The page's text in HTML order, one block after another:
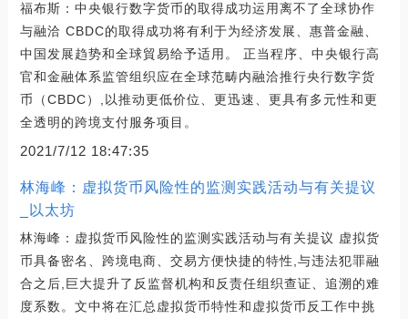
福布斯：中央银行数字货币的取得成功运用离不了全球协作
与融洽 CBDC的取得成功将有利于为经济发展、惠普金融、
中国发展趋势和全球貿易给予适用。 正当程序、中央银行高
官和金融体系监管组织应在全球范畴内融洽推行央行数字货
币（CBDC）,以推动更低价位、更迅速、更具有多元性和更
全透明的跨境支付服务项目。
2021/7/12 18:47:35
林海峰：虚拟货币风险性的监测实践活动与有关提议
_以太坊
林海峰：虚拟货币风险性的监测实践活动与有关提议 虚拟货
币具备密名、跨境电商、交易方便快捷的特性,与违法犯罪融
合之后,巨大提升了反监督机构和反责任组织查证、追溯的难
度系数。文中将在汇总虚拟货币特性和虚拟货币反工作中挑